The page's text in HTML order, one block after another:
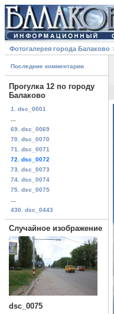
Фотогалерея города Балаково
Последние комментарии
Прогулка 12 по городу
Балаково
1. dsc_0001
69. dsc_0069
70. dsc_0070
71. dsc_0071
72. dsc_0072
73. dsc_0073
74. dsc_0074
75. dsc_0075
430. dsc_0443
Случайное изображение
dsc_0075